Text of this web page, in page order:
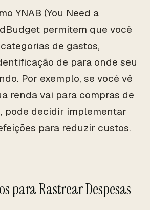
YNAB (You Need a
permitem que você
de gastos,
de para onde seu
Por exemplo, se você vê
renda vai para compras de
pode decidir implementar
para reduzir custos.
para Rastrear Despesas